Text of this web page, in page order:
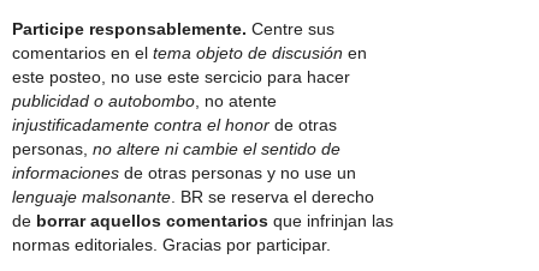
Participe responsablemente. Centre sus
comentarios en el tema objeto de discusión en
este posteo, no use este sercicio para hacer
publicidad o autobombo , no atente
injustificadamente contra el honor de otras
personas, no altere ni cambie el sentido de
informaciones de otras personas y no use un
lenguaje malsonante . BR se reserva el derecho
de borrar aquellos comentarios que infrinjan las
normas editoriales. Gracias por participar.